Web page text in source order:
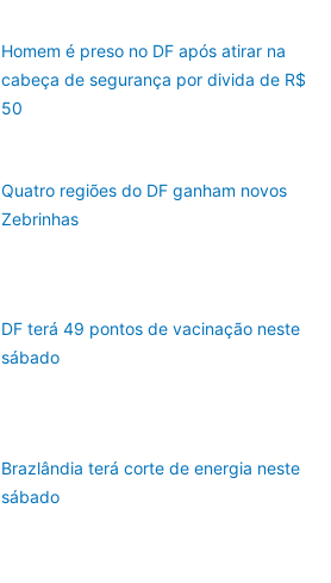
Homem é preso no DF após atirar na
cabeça de segurança por divida de R$
50
Quatro regiões do DF ganham novos
Zebrinhas
DF terá 49 pontos de vacinação neste
sábado
Brazlândia terá corte de energia neste
sábado